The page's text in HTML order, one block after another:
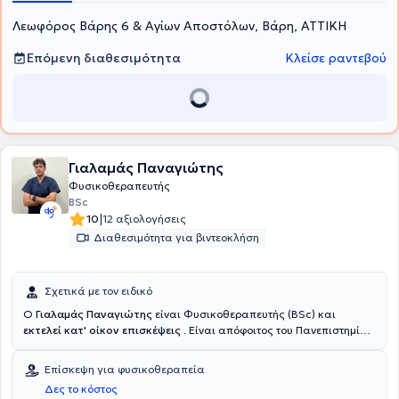
αναφερθεί πως παρέχεται η δυνατότητα και για κατ' οίκον
Λεωφόρος Βάρης 6 & Αγίων Αποστόλων, Βάρη, ΑΤΤΙΚΗ
Επόμενη διαθεσιμότητα
Κλείσε ραντεβού
Γιαλαμάς Παναγιώτης
Φυσικοθεραπευτής
BSc
10|12 αξιολογήσεις
Διαθεσιμότητα για βιντεοκλήση
Σχετικά με τον ειδικό
Ο Γιαλαμάς Παναγιώτης είναι Φυσικοθεραπευτής (BSc) και
εκτελεί κατ' οίκον επισκέψεις . Είναι απόφοιτος του Πανεπιστημίου
φυσικοθεραπείες . Με 10 χρόνια εμπειρίας στην κατ' οίκον
αποκατάσταση και παράλληλα 6 χρόνια σε 2 ιδιωτικά
φυσικοθεραπευτήρια της Αθήνας, ασχολούμενος με μυοσκελετικά
Επίσκεψη για φυσικοθεραπεία
Δες το κόστος